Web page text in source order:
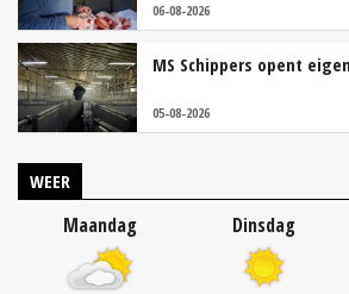
06-08-2026
MS Schippers opent
05-08-2026
WEER
Maandag Dinsdag